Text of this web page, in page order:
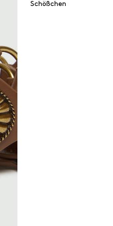
Schößchen